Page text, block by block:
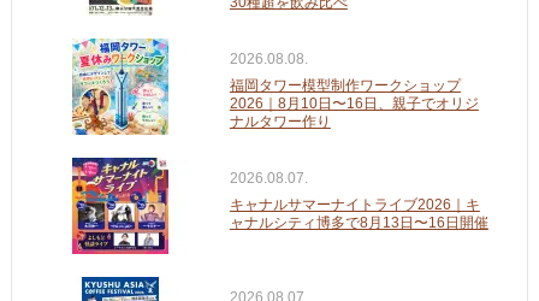
2026.08.08.
福岡タワー模型制作ワークショップ
2026｜8月10日〜16日、親子でオリジ
ナルタワー作り
2026.08.07.
キャナルサマーナイトライブ2026｜キ
ャナルシティ博多で8月13日〜16日開催
2026.08.07.